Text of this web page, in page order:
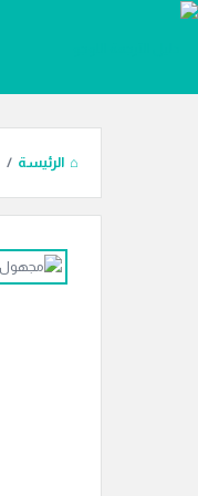
دليل
الرئيسة /
الترجمة